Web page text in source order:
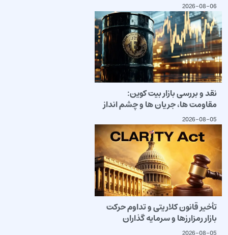
2026-08-06
نقد و بررسی بازار بیت کوین:
مقاومت ها، جریان ها و چشم انداز
2026-08-05
تأخیر قانون کلاریتی و تداوم حرکت
بازار رمزارزها و سرمایه گذاران